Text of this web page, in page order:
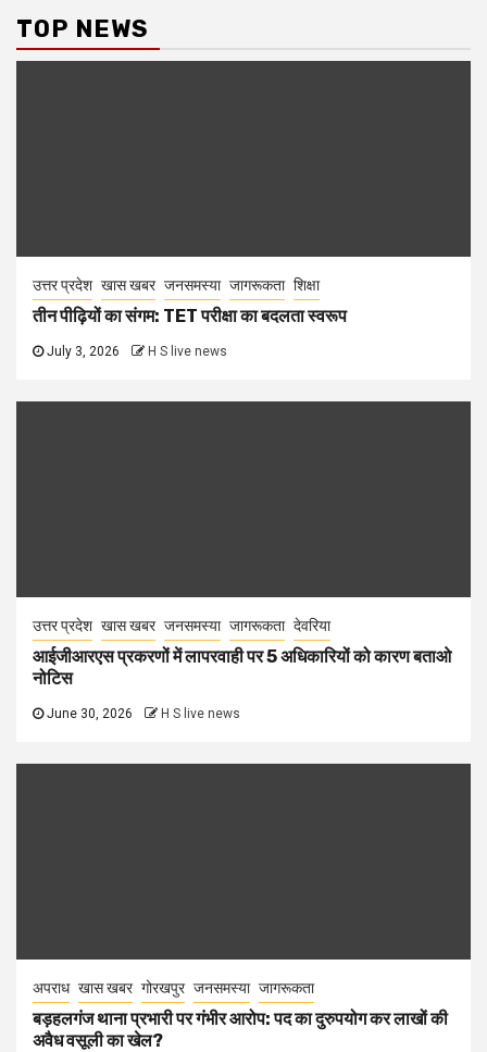
TOP NEWS
उत्तर प्रदेश खास खबर जनसमस्या जागरूकता शिक्षा
तीन पीढ़ियों का संगम: TET परीक्षा का बदलता स्वरूप
July 3, 2026 H S live news
उत्तर प्रदेश खास खबर जनसमस्या जागरूकता देवरिया
आईजीआरएस प्रकरणों में लापरवाही पर 5 अधिकारियों को कारण बताओ
नोटिस
June 30, 2026 H S live news
अपराध खास खबर गोरखपुर जनसमस्या जागरूकता
बड़हलगंज थाना प्रभारी पर गंभीर आरोप: पद का दुरुपयोग कर लाखों की
अवैध वसूली का खेल?